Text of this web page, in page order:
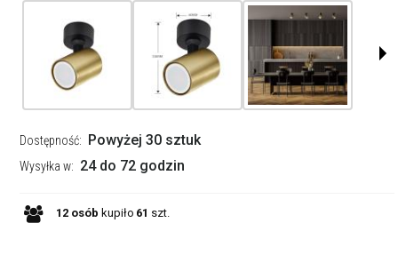
Dostępność: Powyżej 30 sztuk
Wysyłka w: 24 do 72 godzin
12 osób kupiło 61 szt.